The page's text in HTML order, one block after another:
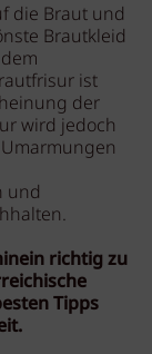
die Braut und
Brautkleid
ist
der
wird jedoch
und
richtig zu
Tipps